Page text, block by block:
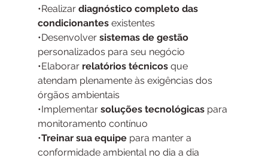
•Realizar diagnóstico completo das
condicionantes existentes
•Desenvolver sistemas de gestão
personalizados para seu negócio
•Elaborar relatórios técnicos que
atendam plenamente às exigências dos
órgãos ambientais
•Implementar soluções tecnológicas para
monitoramento contínuo
•Treinar sua equipe para manter a
conformidade ambiental no dia a dia